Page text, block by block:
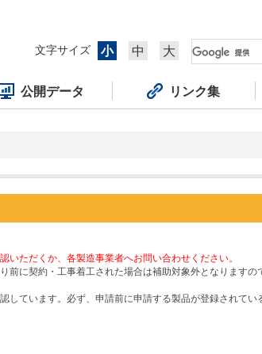
文字サイズ
小 中 大
公開データ リンク集
ただくか、各製造事業者へお問い合わせください。
に契約・工事着工された場合は補助対象外となりますの
ています。必ず、申請前に申請する製品が登録されてい